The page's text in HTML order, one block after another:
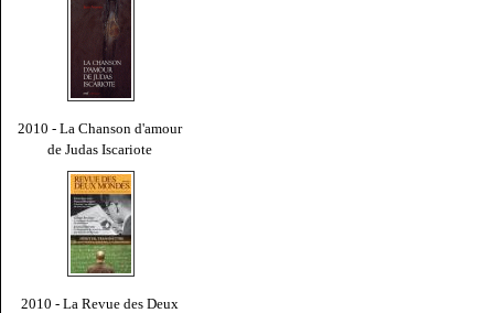
2010 - La Chanson d'amour
de Judas Iscariote
2010 - La Revue des Deux